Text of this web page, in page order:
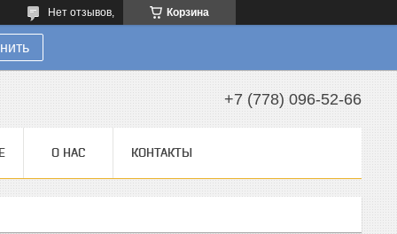
Корзина
Нет отзывов,
+7 (778) 096-52-66
О НАС КОНТАКТЫ